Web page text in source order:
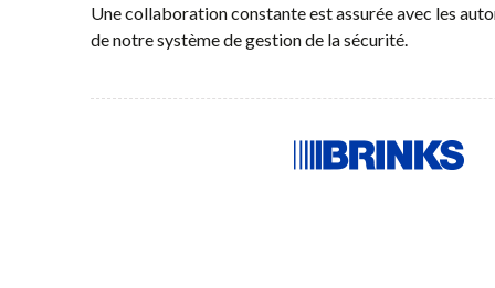
Une collaboration constante est assurée avec les
de notre système de gestion de la sécurité.